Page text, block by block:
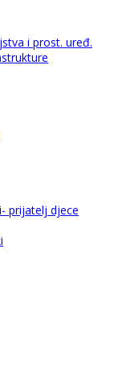
i prost. uređ.
prijatelj djece